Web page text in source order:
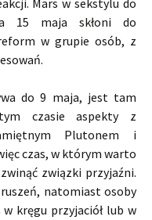
Mars w sekstylu do
15 maja skłoni do
w grupie osób, z
do 9 maja, jest tam
czasie aspekty z
Plutonem i
czas, w którym warto
związki przyjaźni.
natomiast osoby
kręgu przyjaciół lub w